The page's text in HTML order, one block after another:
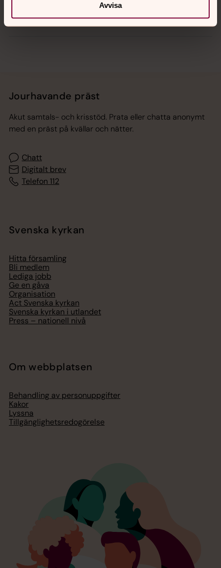
Avvisa
Sociala kanaler
Jourhavande präst
Akut samtals- och krisstöd. Prata eller chatta anonymt
med en präst på kvällar och nätter.
Chatt
Digitalt brev
Telefon 112
Svenska kyrkan
Hitta församling
Bli medlem
Lediga jobb
Ge en gåva
Organisation
Act Svenska kyrkan
Svenska kyrkan i utlandet
Press – nationell nivå
Om webbplatsen
Behandling av personuppgifter
Kakor
Lyssna
Tillgänglighetsredogörelse